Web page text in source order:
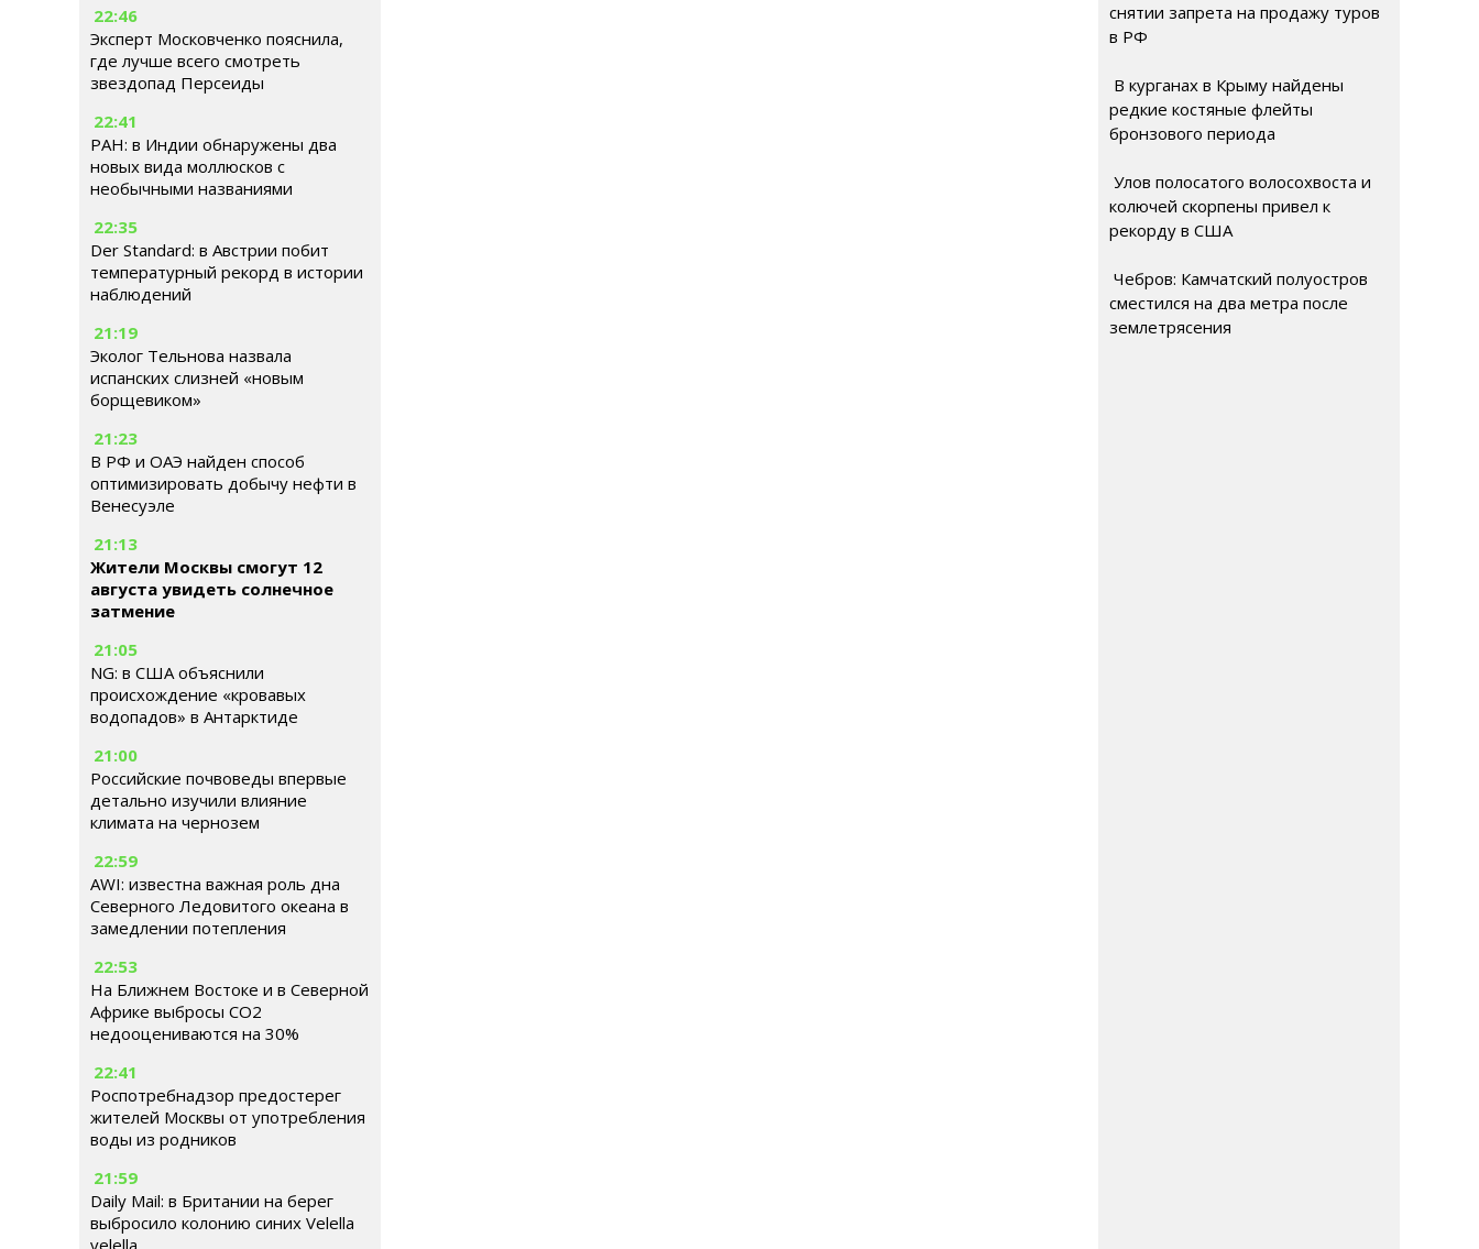
22:46
Эксперт Московченко пояснила,
где лучше всего смотреть
звездопад Персеиды
22:41
РАН: в Индии обнаружены два
новых вида моллюсков с
необычными названиями
22:35
Der Standard: в Австрии побит
температурный рекорд в истории
наблюдений
21:19
Эколог Тельнова назвала
испанских слизней «новым
борщевиком»
21:23
В РФ и ОАЭ найден способ
оптимизировать добычу нефти в
Венесуэле
21:13
Жители Москвы смогут 12
августа увидеть солнечное
затмение
21:05
NG: в США объяснили
происхождение «кровавых
водопадов» в Антарктиде
21:00
Российские почвоведы впервые
детально изучили влияние
климата на чернозем
22:59
AWI: известна важная роль дна
Северного Ледовитого океана в
замедлении потепления
22:53
На Ближнем Востоке и в Северной
Африке выбросы CO2
недооцениваются на 30%
22:41
Роспотребнадзор предостерег
жителей Москвы от употребления
воды из родников
21:59
Daily Mail: в Британии на берег
выбросило колонию синих Velella
velella
снятии запрета на продажу туров
в РФ
В курганах в Крыму найдены
редкие костяные флейты
бронзового периода
Улов полосатого волосохвоста и
колючей скорпены привел к
рекорду в США
Чебров: Камчатский полуостров
сместился на два метра после
землетрясения